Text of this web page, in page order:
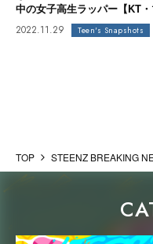
中の女子高生ラッパー【KT・
2022.11.29 Teen's Snapshots
TOP STEENZ BREAKING